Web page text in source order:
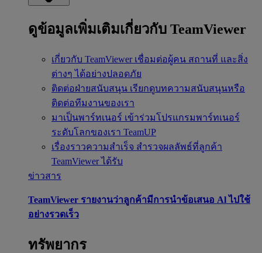
ดูข้อมูลเพิ่มเติมเกี่ยวกับ TeamViewer
เกี่ยวกับ TeamViewer เชื่อมต่อผู้คน สถานที่ และสิ่ง
ต่างๆ ได้อย่างปลอดภัย
ติดต่อฝ่ายสนับสนุน เรียกดูบทความสนับสนุนหรือ
ติดต่อทีมงานของเรา
มาเป็นพาร์ทเนอร์ เข้าร่วมโปรแกรมพาร์ทเนอร์
ระดับโลกของเรา TeamUP
เรื่องราวความสำเร็จ สำรวจผลลัพธ์ที่ลูกค้า
TeamViewer ได้รับ
ข่าวสาร
TeamViewer รายงานว่าลูกค้ามีการนำข้อเสนอ Al ไปใช้
อย่างรวดเร็ว
ทรัพยากร